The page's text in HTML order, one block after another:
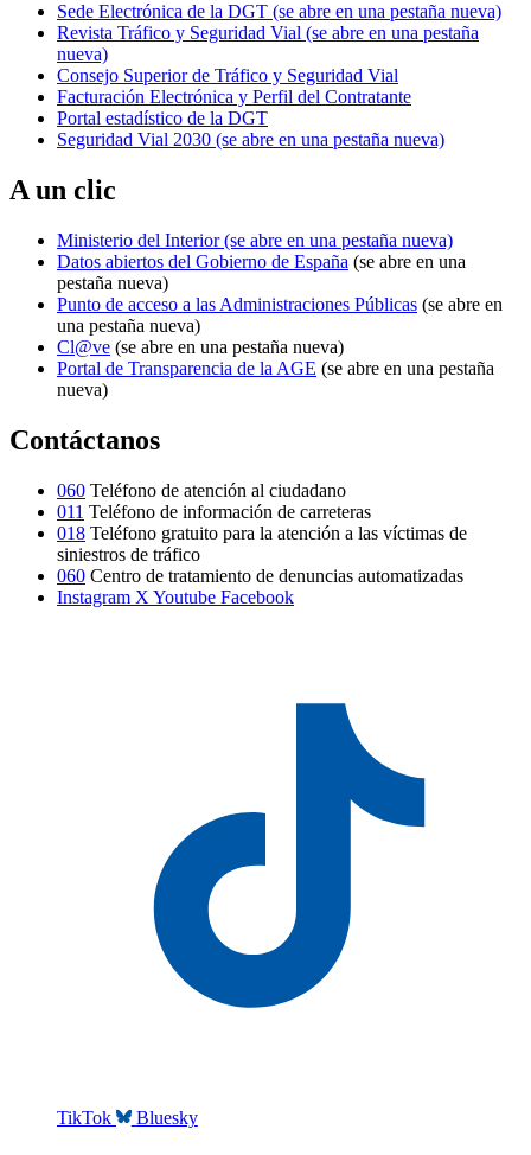
Sede Electrónica de la DGT (se abre en una pestaña nueva)
Revista Tráfico y Seguridad Vial (se abre en una pestaña
nueva)
Consejo Superior de Tráfico y Seguridad Vial
Facturación Electrónica y Perfil del Contratante
Portal estadístico de la DGT
Seguridad Vial 2030 (se abre en una pestaña nueva)
A un clic
Ministerio del Interior(se abre en una pestaña nueva)
Datos abiertos del Gobierno de España (se abre en una
pestaña nueva)
Punto de acceso a las Administraciones Públicas (se abre en
una pestaña nueva)
Cl@ve (se abre en una pestaña nueva)
Portal de Transparencia de la AGE (se abre en una pestaña
nueva)
Contáctanos
060 Teléfono de atención al ciudadano
011 Teléfono de información de carreteras
018 Teléfono gratuito para la atención a las víctimas de
siniestros de tráfico
060 Centro de tratamiento de denuncias automatizadas
Instagram X Youtube Facebook
TikTok Bluesky